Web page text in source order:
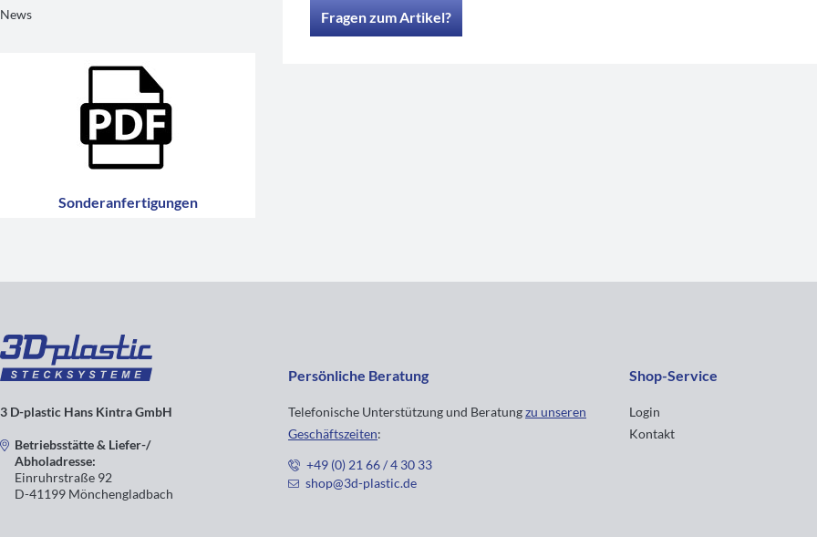
News
Sonderanfertigungen
Fragen zum Artikel?
3 D-plastic Hans Kintra GmbH
Betriebsstätte & Liefer-/
Abholadresse:
Einruhrstraße 92
D-41199 Mönchengladbach
Persönliche Beratung
Telefonische Unterstützung und Beratungzu unseren
Geschäftszeiten:
+49 (0) 21 66 / 4 30 33
shop@3d-plastic.de
Shop-Service
Login
Kontakt